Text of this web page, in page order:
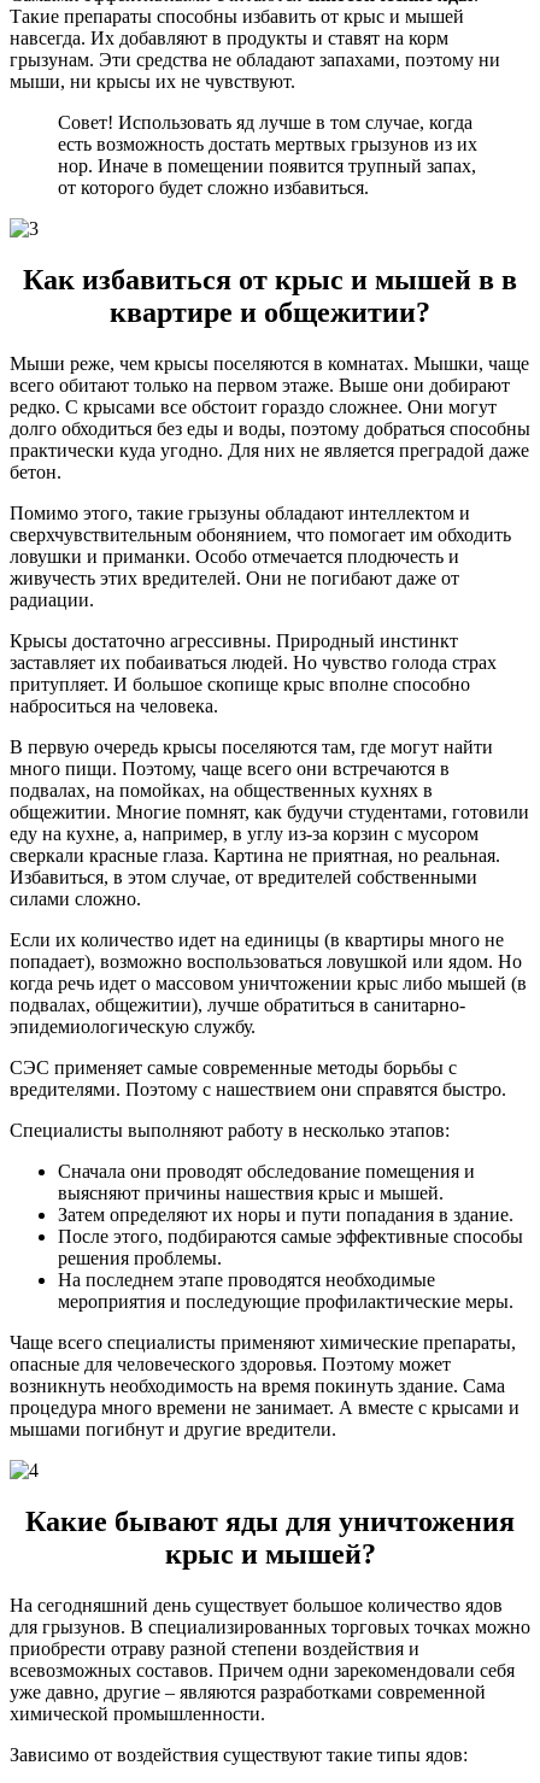
Такие препараты способны избавить от крыс и мышей
навсегда. Их добавляют в продукты и ставят на корм
грызунам. Эти средства не обладают запахами, поэтому ни
мыши, ни крысы их не чувствуют.
Совет! Использовать яд лучше в том случае, когда
есть возможность достать мертвых грызунов из их
нор. Иначе в помещении появится трупный запах,
от которого будет сложно избавиться.
Как избавиться от крыс и мышей в в
квартире и общежитии?
Мыши реже, чем крысы поселяются в комнатах. Мышки, чаще
всего обитают только на первом этаже. Выше они добирают
редко. С крысами все обстоит гораздо сложнее. Они могут
долго обходиться без еды и воды, поэтому добраться способны
практически куда угодно. Для них не является преградой даже
бетон.
Помимо этого, такие грызуны обладают интеллектом и
сверхчувствительным обонянием, что помогает им обходить
ловушки и приманки. Особо отмечается плодючесть и
живучесть этих вредителей. Они не погибают даже от
радиации.
Крысы достаточно агрессивны. Природный инстинкт
заставляет их побаиваться людей. Но чувство голода страх
притупляет. И большое скопище крыс вполне способно
наброситься на человека.
В первую очередь крысы поселяются там, где могут найти
много пищи. Поэтому, чаще всего они встречаются в
подвалах, на помойках, на общественных кухнях в
общежитии. Многие помнят, как будучи студентами, готовили
еду на кухне, а, например, в углу из-за корзин с мусором
сверкали красные глаза. Картина не приятная, но реальная.
Избавиться, в этом случае, от вредителей собственными
силами сложно.
Если их количество идет на единицы (в квартиры много не
попадает), возможно воспользоваться ловушкой или ядом. Но
когда речь идет о массовом уничтожении крыс либо мышей (в
подвалах, общежитии), лучше обратиться в санитарно-
эпидемиологическую службу.
СЭС применяет самые современные методы борьбы с
вредителями. Поэтому с нашествием они справятся быстро.
Специалисты выполняют работу в несколько этапов:
Сначала они проводят обследование помещения и
выясняют причины нашествия крыс и мышей.
Затем определяют их норы и пути попадания в здание.
После этого, подбираются самые эффективные способы
решения проблемы.
На последнем этапе проводятся необходимые
мероприятия и последующие профилактические меры.
Чаще всего специалисты применяют химические препараты,
опасные для человеческого здоровья. Поэтому может
возникнуть необходимость на время покинуть здание. Сама
процедура много времени не занимает. А вместе с крысами и
мышами погибнут и другие вредители.
Какие бывают яды для уничтожения
крыс и мышей?
На сегодняшний день существует большое количество ядов
для грызунов. В специализированных торговых точках можно
приобрести отраву разной степени воздействия и
всевозможных составов. Причем одни зарекомендовали себя
уже давно, другие – являются разработками современной
химической промышленности.
Зависимо от воздействия существуют такие типы ядов: